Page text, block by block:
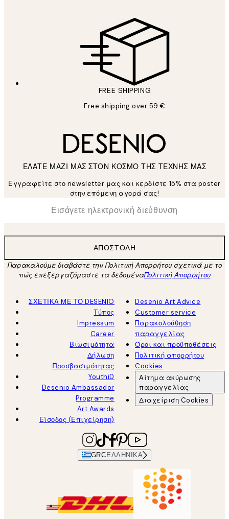
FREE SHIPPING
Free shipping over 59 €
ΕΛΑΤΕ ΜΑΖΙ ΜΑΣ ΣΤΟΝ ΚΟΣΜΟ ΤΗΣ ΤΕΧΝΗΣ ΜΑΣ
Εγγραφείτε στο newsletter μας και κερδίστε 15% στα poster
στην επόμενη αγορά σας!
Ηλεκτρονική Διεύθυνση
ΑΠΟΣΤΟΛΉ
Παρακαλούμε διαβάστε την Πολιτική Απορρήτου σχετικά με το
πώς επεξεργαζόμαστε τα δεδομέναΠολιτική Απορρήτου
ΣΧΕΤΙΚΑ ΜΕ ΤΟ DESENIO
Τύπος
Impressum
Career
Βιωσιμότητα
Δήλωση
Προσβασιμότητας
YouthiD
Desenio Ambassador
Programme
Art Awards
Είσοδος (Επιχείρηση)
Desenio Art Advice
Customer service
Παρακολούθηση
παραγγελίας
Όροι και προϋποθέσεις
Πολιτική απορρήτου
Cookies
Αίτημα ακύρωσης
παραγγελίας
Διαχείριση Cookies
GRC ΕΛΛΗΝΙΚΆ